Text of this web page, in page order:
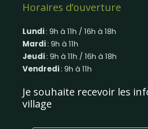
Horaires d’ouverture
Lundi: 9h à 11h / 16h à 18h
Mardi: 9h à 11h
Jeudi: 9h à 11h / 16h à 18h
Vendredi: 9h à 11h
Je souhaite recevoir les
village